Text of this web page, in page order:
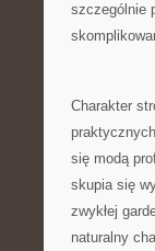
szczególnie
Charakter
się modą
skupia się
zwykłej
naturalny